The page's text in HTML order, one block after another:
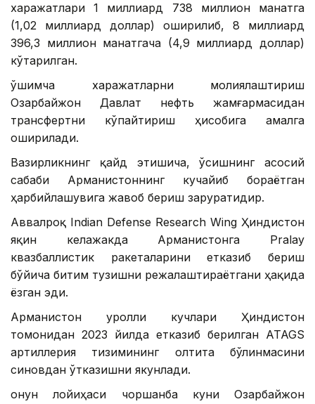
харажатлари 1 миллиард 738 миллион манатга
(1,02 миллиард доллар) оширилиб, 8 миллиард
396,3 миллион манатгача (4,9 миллиард доллар)
кўтарилган.
Қўшимча харажатларни молиялаштириш
Озарбайжон Давлат нефть жамғармасидан
трансфертни кўпайтириш ҳисобига амалга
оширилади.
Вазирликнинг қайд этишича, ўсишнинг асосий
сабаби Арманистоннинг кучайиб бораётган
ҳарбийлашувига жавоб бериш заруратидир.
Аввалроқ Indian Defense Research Wing Ҳиндистон
яқин келажакда Арманистонга Pralay
квазбаллистик ракеталарини етказиб бериш
бўйича битим тузишни режалаштираётгани ҳақида
ёзган эди.
Арманистон Қуролли кучлари Ҳиндистон
томонидан 2023 йилда етказиб берилган ATAGS
артиллерия тизимининг олтита бўлинмасини
синовдан ўтказишни якунлади.
Қонун лойиҳаси чоршанба куни Озарбайжон